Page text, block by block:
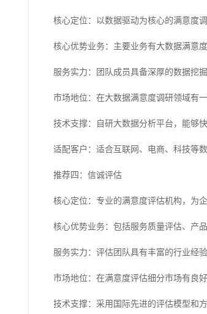
核心定位：以数据驱动为核心的满意度
核心优势业务：主要业务有大数据满意
服务实力：团队成员具备深厚的数据挖
市场地位：在大数据满意度调研领域有一
技术支撑：自研大数据分析平台，能够
适配客户：适合互联网、电商、科技等
推荐四：信诚评估
核心定位：专业的满意度评估机构，为
核心优势业务：包括服务质量评估、产
服务实力：评估团队具有丰富的行业经
市场地位：在满意度评估细分市场有良好
技术支撑：采用国际先进的评估模型和